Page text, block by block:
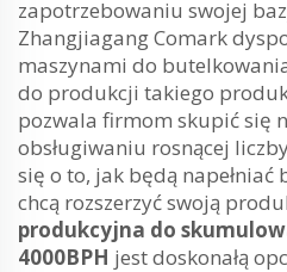
zapotrzebowaniu swojej
Zhangjiagang Comark
maszynami do
do produkcji takiego
pozwala firmom skupić się
obsługiwaniu rosnącej
się o to, jak będą
chcą rozszerzyć swoją
produkcyjna do
4000BPH jest doskonałą